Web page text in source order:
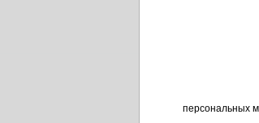
персональных